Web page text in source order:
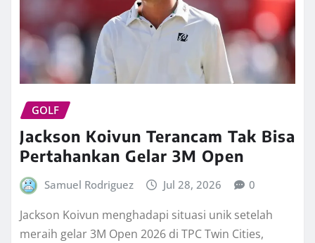
GOLF
Jackson Koivun Terancam Tak Bisa
Pertahankan Gelar 3M Open
Samuel Rodriguez Jul 28, 2026 0
Jackson Koivun menghadapi situasi unik setelah
meraih gelar 3M Open 2026 di TPC Twin Cities,